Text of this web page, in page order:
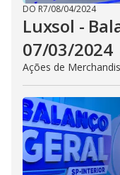
DO R7/08/04/2024
Luxsol -
07/03/2024
Ações de